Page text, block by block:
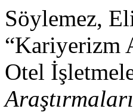
Söylemez,
“Kariyerizm
Otel